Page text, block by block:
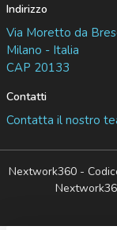
Indirizzo
Via Moretto da
Milano - Italia
CAP 20133
Contatti
Contatta il nostro
Nextwork360 -